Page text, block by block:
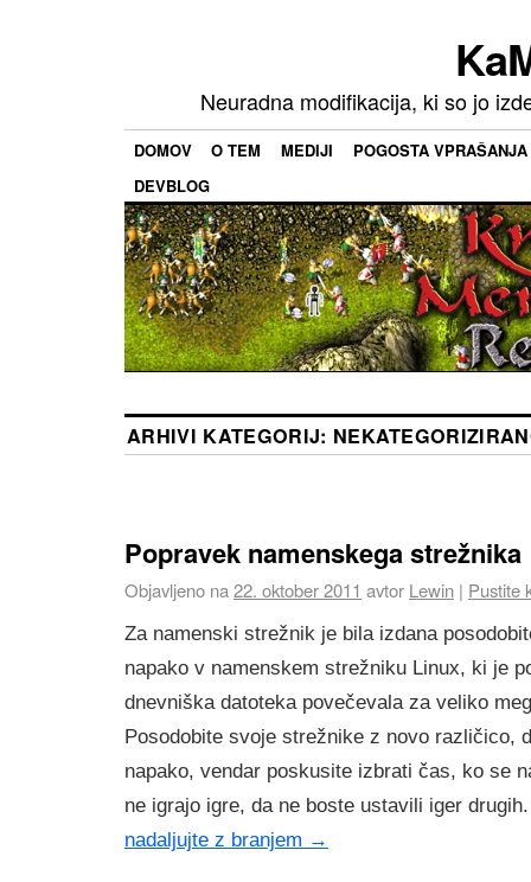
Neuradna modifikacija, ki so jo
DOMOV O TEM MEDIJI
POGOSTA VPRAŠANJA
DEVBLOG
ARHIVI KATEGORIJ:
Popravek namenskega strežnika
Objavljeno na22. oktober 2011 avtor Lewin | Pustite
Za namenski strežnik je bila izdana
napako v namenskem strežniku Linux, ki je
dnevniška datoteka povečevala za veliko
Posodobite svoje strežnike z novo različico,
napako, vendar poskusite izbrati čas, ko se
ne igrajo igre, da ne boste ustavili iger drugih.
nadaljujte z branjem →